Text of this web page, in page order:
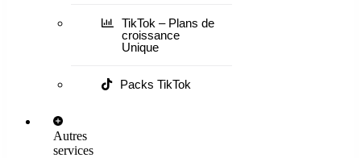
TikTok – Plans de
croissance
Unique
Packs TikTok
Autres
services